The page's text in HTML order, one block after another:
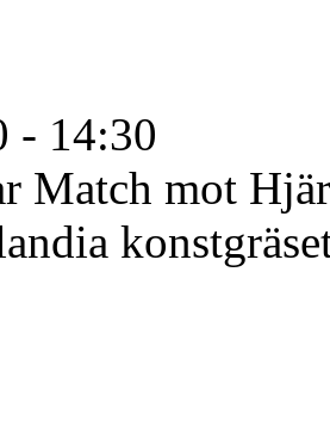
- 14:30
Match mot